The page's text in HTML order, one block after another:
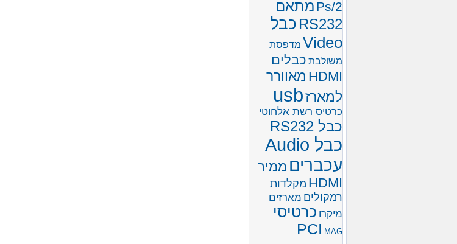
Ps/2 מתאם
RS232 כבל
Video מדפסת
משולבת כבלים
HDMI מאוורר
למארזusb
כרטיס רשת אלחוטי
כבל RS232
כבל Audio
עכברים ממיר
HDMI מקלדות
רמקולים מארזים
מיקרו כרטיסי
PCI MAG